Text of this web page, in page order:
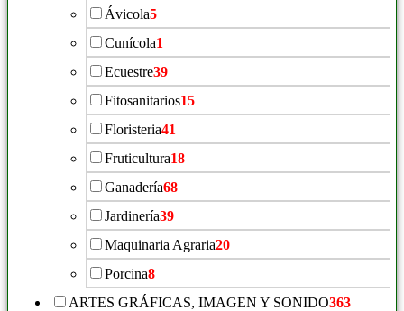
Ávicola5
Cunícola1
Ecuestre39
Fitosanitarios15
Floristeria41
Fruticultura18
Ganadería68
Jardinería39
Maquinaria Agraria20
Porcina8
ARTES GRÁFICAS, IMAGEN Y SONIDO363